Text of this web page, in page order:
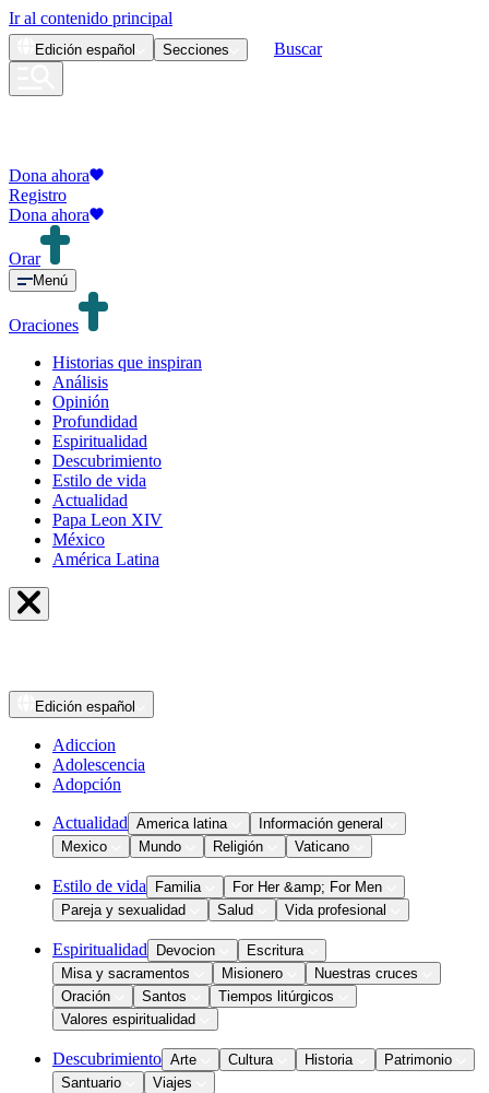
Ir al contenido principal
Edición español Secciones Buscar
Dona ahora
Registro
Dona ahora
Orar
Menú
Oraciones
Historias que inspiran
Análisis
Opinión
Profundidad
Espiritualidad
Descubrimiento
Estilo de vida
Actualidad
Papa Leon XIV
México
América Latina
Edición español
Adiccion
Adolescencia
Adopción
Actualidad America latina
Información general
Mexico
Mundo Religión Vaticano
Estilo de vida Familia
For Her &amp; For Men
Pareja y sexualidad
Salud Vida profesional
Espiritualidad Devocion
Escritura
Misa y sacramentos
Misionero
Nuestras cruces
Oración
Santos
Tiempos litúrgicos
Valores espiritualidad
Descubrimiento Arte Cultura Historia
Patrimonio
Santuario
Viajes